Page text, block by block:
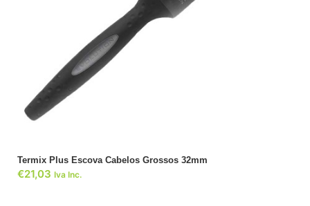
Termix Plus Escova Cabelos Grossos 32mm
€21,03 Iva Inc.